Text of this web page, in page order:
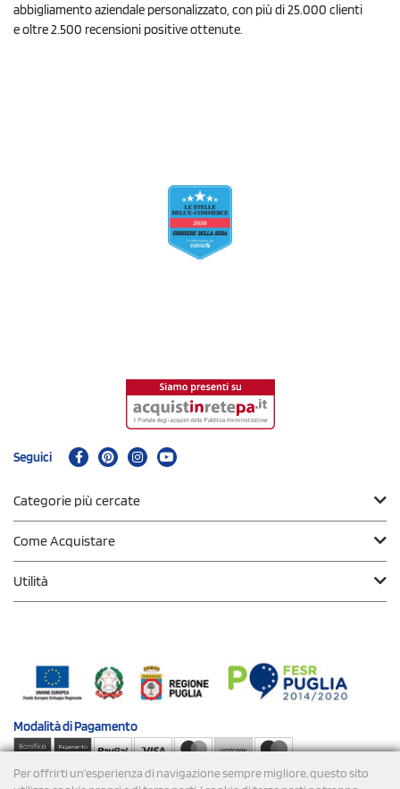
Per offrirti un'esperienza di navigazione sempre migliore, questo sito
abbigliamento aziendale personalizzato, con più di 25.000 clienti
e oltre 2.500 recensioni positive ottenute.
Seguici
Categorie più cercate
Come Acquistare
Utilità
Modalità diPagamento
Spedizioni